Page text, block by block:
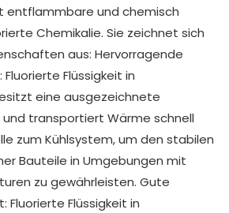
entflammbare und chemisch
Chemikalie. Sie zeichnet sich
aus: Hervorragende
Flüssigkeit in
eine ausgezeichnete
transportiert Wärme schnell
zum Kühlsystem, um den stabilen
Bauteile in Umgebungen mit
zu gewährleisten. Gute
Fluorierte Flüssigkeit in